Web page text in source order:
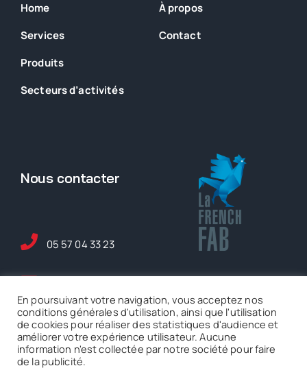
Home
Services
Produits
Secteursd’activités
À propos
Contact
Nous contacter
05 57 04 33 23
serem.fr
5 rue Ferdinand de
Lesseps Mérignac
En poursuivant votre navigation, vous acceptez nos
conditions générales d'utilisation, ainsi que l'utilisation
de cookies pour réaliser des statistiques d'audience et
améliorer votre expérience utilisateur. Aucune
information n'est collectée par notre société pour faire
de la publicité.